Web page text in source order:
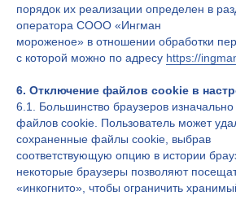
порядок их реализации определен в
оператора СООО «Ингман
мороженое» в отношении обработки
с которой можно по адресу https://
6. Отключение файлов cookie в
6.1. Большинство браузеров
файлов cookie. Пользователь может
сохраненные файлы сookie, выбрав
соответствующую опцию в истории
некоторые браузеры позволяют
«инкогнито», чтобы ограничить